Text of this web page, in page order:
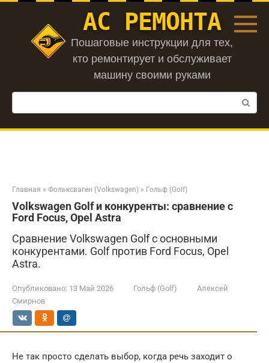
Перейти
АС РЕМОНТА
Пошаговые инструкции для тех,
кто ремонтирует и обслуживает
машину своими руками
Поиск:
Главная » Фольксваген (Volkswagen) » Гольф (Golf)
Volkswagen Golf и конкуренты: сравнение с
Ford Focus, Opel Astra
Сравнение Volkswagen Golf с основными
конкурентами. Golf против Ford Focus, Opel
Astra.
Опубликовано: 13 Май 2026 Гольф (Golf)
Алексей
Смирнов
Не так просто сделать выбор, когда речь заходит о